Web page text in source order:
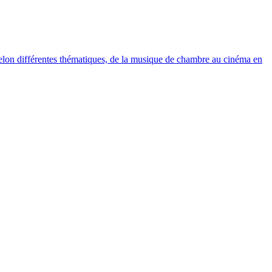
différentes thématiques, de la musique de chambre au cinéma en